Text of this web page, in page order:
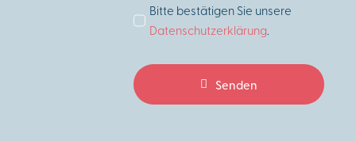
Bitte bestätigen Sie unsere
Datenschutzerklärung.
Senden